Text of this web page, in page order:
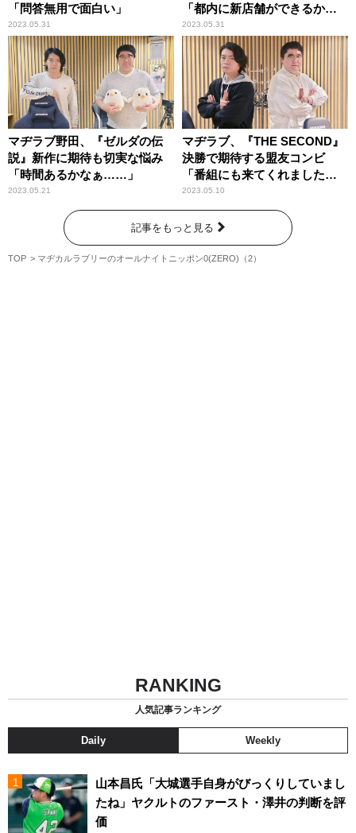
「問答無用で面白い」
2023.05.31
「都内に新店舗ができるか
も」
2023.05.31
マヂラブ野田、『ゼルダの伝
説』新作に期待も切実な悩み
「時間あるかなぁ……」
2023.05.21
マヂラブ、『THE SECOND』
決勝で期待する盟友コンビ
「番組にも来てくれましたか
ら」
2023.05.10
記事をもっと見る
TOP マヂカルラブリーのオールナイトニッポン0(ZERO)（2）
RANKING
人気記事ランキング
Daily Weekly
山本昌氏「大城選手自身がびっくりしていまし
たね」ヤクルトのファースト・澤井の判断を評
価